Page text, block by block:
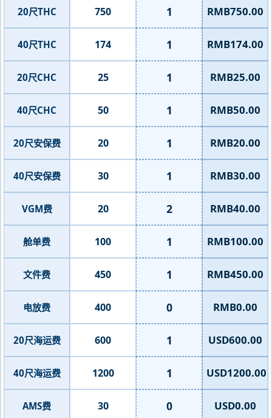
20尺THC 750 1 RMB750.00
40尺THC 174 1 RMB174.00
20尺CHC 25 1 RMB25.00
40尺CHC 50 1 RMB50.00
20尺安保费 20 1 RMB20.00
40尺安保费 30 1 RMB30.00
VGM费 20 2 RMB40.00
舱单费 100 1 RMB100.00
文件费 450 1 RMB450.00
电放费 400 0 RMB0.00
20尺海运费 600 1 USD600.00
40尺海运费 1200 1 USD1200.00
AMS费 30 0 USD0.00